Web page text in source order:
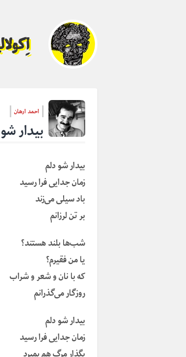
احمد ارهان
بیدار
بیدار شو دلم
زمان جدایی فرا رسید
باد سیلی می‌زند
بر تن لرزانم
شب‌ها بلند هستند؟
یا من فقیرم؟
که با نان و شعر و شراب
روزگار می‌گذرانم
بیدار شو دلم
زمان جدایی فرا رسید